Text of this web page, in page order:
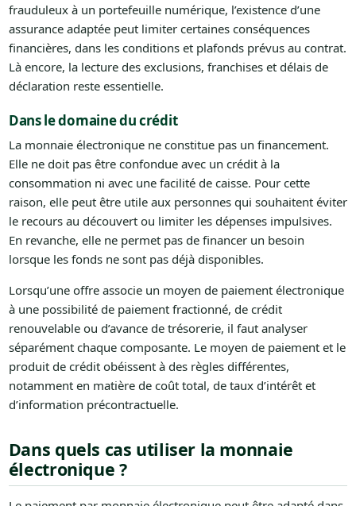
frauduleux à un portefeuille numérique, l’existence d’une
assurance adaptée peut limiter certaines conséquences
financières, dans les conditions et plafonds prévus au contrat.
Là encore, la lecture des exclusions, franchises et délais de
déclaration reste essentielle.
Dans le domaine du crédit
La monnaie électronique ne constitue pas un financement.
Elle ne doit pas être confondue avec un crédit à la
consommation ni avec une facilité de caisse. Pour cette
raison, elle peut être utile aux personnes qui souhaitent éviter
le recours au découvert ou limiter les dépenses impulsives.
En revanche, elle ne permet pas de financer un besoin
lorsque les fonds ne sont pas déjà disponibles.
Lorsqu’une offre associe un moyen de paiement électronique
à une possibilité de paiement fractionné, de crédit
renouvelable ou d’avance de trésorerie, il faut analyser
séparément chaque composante. Le moyen de paiement et le
produit de crédit obéissent à des règles différentes,
notamment en matière de coût total, de taux d’intérêt et
d’information précontractuelle.
Dans quels cas utiliser la monnaie
électronique ?